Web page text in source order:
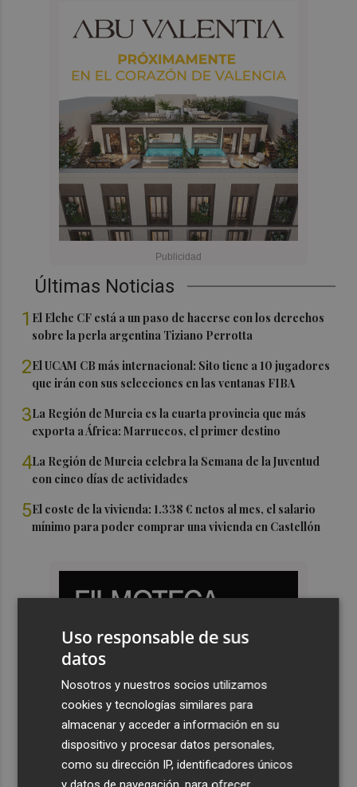
Últimas Noticias
1 El Elche CF está a un paso de hacerse con los derechos
sobre la perla argentina Tiziano Perrotta
2El UCAM CB más internacional: Sito tiene a 10 jugadores
que irán con sus selecciones en las ventanas FIBA
3La Región de Murcia es la cuarta provincia que más
exporta a África: Marruecos, el primer destino
4La Región de Murcia celebra la Semana de la Juventud
con cinco días de actividades
5El coste de la vivienda: 1.338 € netos al mes, el salario
mínimo para poder comprar una vivienda en Castellón
Uso responsable de sus
datos
Nosotros y nuestros socios utilizamos
cookies y tecnologías similares para
almacenar y acceder a información en su
dispositivo y procesar datos personales,
como su dirección IP, identificadores únicos